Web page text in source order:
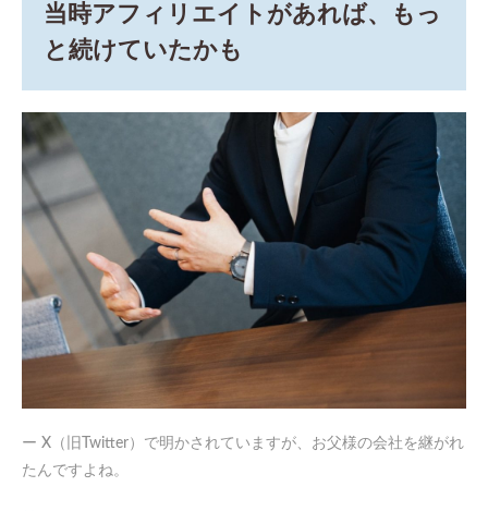
当時アフィリエイトがあれば、もっ
と続けていたかも
ー X（旧Twitter）で明かされていますが、お父様の会社を継がれ
たんですよね。